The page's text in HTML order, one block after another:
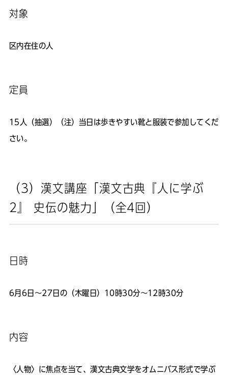
対象
区内在住の人
定員
15人（抽選）（注）当日は歩きやすい靴と服装で参加してくだ
さい。
（3）漢文講座「漢文古典『人に学ぶ
2』 史伝の魅力」（全4回）
日時
6月6日～27日の（木曜日）10時30分～12時30分
内容
〈人物〉に焦点を当て、漢文古典文学をオムニバス形式で学ぶ